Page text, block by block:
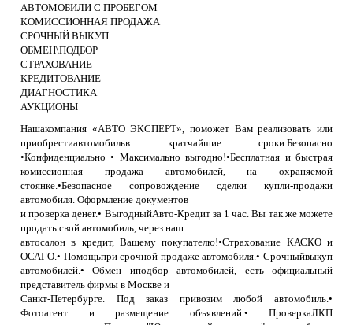
АВТОМОБИЛИ С ПРОБЕГОМ
КОМИССИОННАЯ ПРОДАЖА
СРОЧНЫЙ ВЫКУП
ОБМЕН\ПОДБОР
СТРАХОВАНИЕ
КРЕДИТОВАНИЕ
ДИАГНОСТИКА
АУКЦИОНЫ
Нашакомпания «АВТО ЭКСПЕРТ», поможет Вам реализовать или
приобрестиавтомобильв кратчайшие сроки.Безопасно
•Конфиденциально • Максимально выгодно!•Бесплатная и быстрая
комиссионная продажа автомобилей, на охраняемой
стоянке.•Безопасное сопровождение сделки купли-продажи
автомобиля. Оформление документов
и проверка денег.• ВыгодныйАвто-Кредит за 1 час. Вы так же можете
продать свой автомобиль, через наш
автосалон в кредит, Вашему покупателю!•Страхование КАСКО и
ОСАГО.• Помощьпри срочной продаже автомобиля.• Срочныйвыкуп
автомобилей.• Обмен иподбор автомобилей, есть официальный
представитель фирмы в Москве и
Санкт-Петербурге. Под заказ привозим любой автомобиль.•
Фотоагент и размещение объявлений.• ПроверкаЛКП